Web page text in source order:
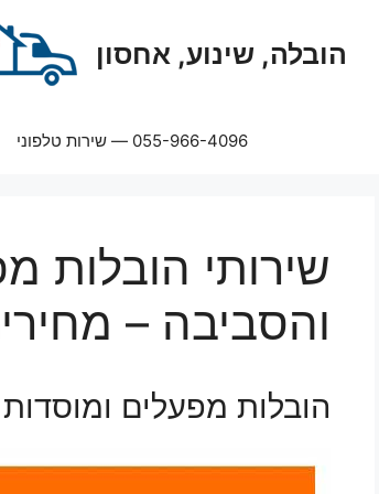
הובלה, שינוע, אחסון
055-966-4096 — שירות טלפוני
שירותי הובלות
והסביבה –
הובלות מפעלים